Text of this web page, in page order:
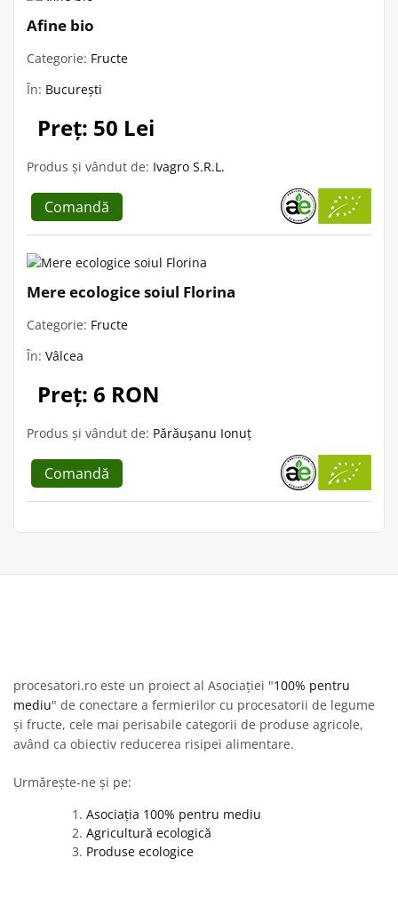
Afine bio
Categorie: Fructe
În: București
Preț: 50 Lei
Produs și vândut de: Ivagro S.R.L.
Comandă
Mere ecologice soiul Florina
Categorie: Fructe
În: Vâlcea
Preț: 6 RON
Produs și vândut de: Părăușanu Ionuț
Comandă
procesatori.ro este un proiect al Asociației "100% pentru
mediu" de conectare a fermierilor cu procesatorii de legume
și fructe, cele mai perisabile categorii de produse agricole,
având ca obiectiv reducerea risipei alimentare.
Urmărește-ne și pe:
Asociația 100% pentru mediu
Agricultură ecologică
Produse ecologice